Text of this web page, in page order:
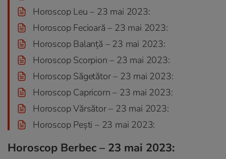
Horoscop Leu – 23 mai 2023:
Horoscop Fecioară – 23 mai 2023:
Horoscop Balanță – 23 mai 2023:
Horoscop Scorpion – 23 mai 2023:
Horoscop Săgetător – 23 mai 2023:
Horoscop Capricorn – 23 mai 2023:
Horoscop Vărsător – 23 mai 2023:
Horoscop Pești – 23 mai 2023:
Horoscop Berbec – 23 mai 2023: